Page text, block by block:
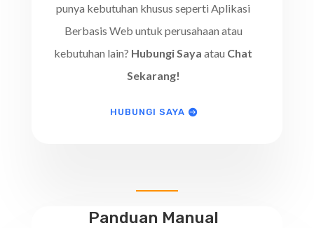
punya kebutuhan khusus seperti Aplikasi
Berbasis Web untuk perusahaan atau
kebutuhan lain? Hubungi Saya atau Chat
Sekarang!
HUBUNGI SAYA
Panduan Manual